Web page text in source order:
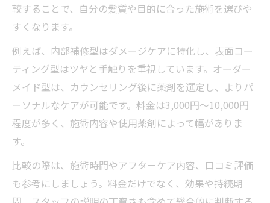
較することで、自分の髪質や目的に合った施術を選びや
すくなります。
例えば、内部補修型はダメージケアに特化し、表面コー
ティング型はツヤと手触りを重視しています。オーダー
メイド型は、カウンセリング後に薬剤を選定し、よりパ
ーソナルなケアが可能です。料金は3,000円～10,000円
程度が多く、施術内容や使用薬剤によって幅がありま
す。
比較の際は、施術時間やアフターケア内容、口コミ評価
も参考にしましょう。料金だけでなく、効果や持続期